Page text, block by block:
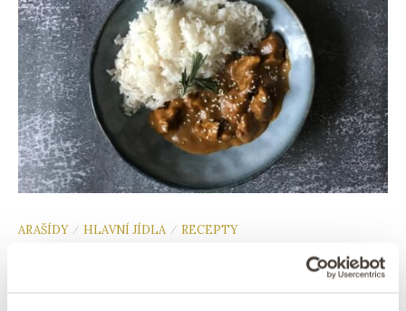
ARAŠÍDY / HLAVNÍ JÍDLA / RECEPTY
Recept: Kuřecí satay s arašídovou